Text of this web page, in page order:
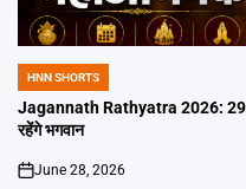
POSTED
IN
HNN SHORTS
Jagannath Rathyatra 2026: 29 जून
रहेंगे भगवान
on
June 28, 2026